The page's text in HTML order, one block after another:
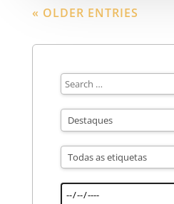
« OLDER ENTRIES